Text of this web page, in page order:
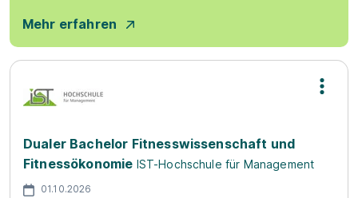
Mehr erfahren
Dualer Bachelor Fitnesswissenschaft und
Fitnessökonomie IST-Hochschule für Management
01.10.2026